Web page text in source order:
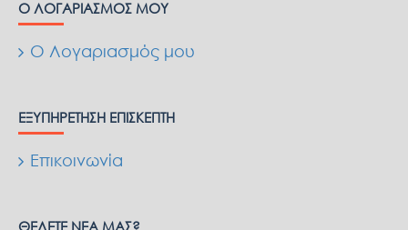
Ο ΛΟΓΑΡΙΑΣΜΌΣ ΜΟΥ
Ο Λογαριασμός μου
ΕΞΥΠΗΡΈΤΗΣΗ ΕΠΙΣΚΈΠΤΗ
Επικοινωνία
ΘΈΛΕΤΕ ΝΈΑ ΜΑΣ?